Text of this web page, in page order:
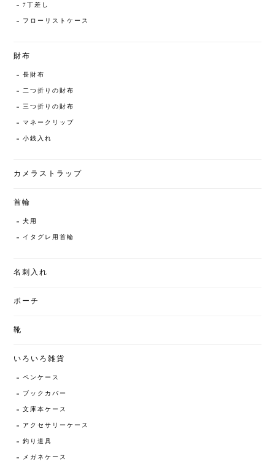
7丁差し
フローリストケース
財布
長財布
二つ折りの財布
三つ折りの財布
マネークリップ
小銭入れ
カメラストラップ
首輪
犬用
イタグレ用首輪
名刺入れ
ポーチ
靴
いろいろ雑貨
ペンケース
ブックカバー
文庫本ケース
アクセサリーケース
釣り道具
メガネケース